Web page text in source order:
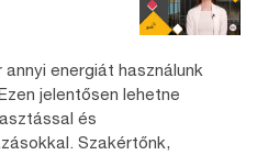
energiát használunk
jelentősen lehetne
és
Szakértőnk,